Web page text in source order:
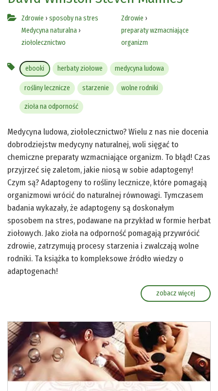
Zdrowie › sposoby na stres
Medycyna naturalna ›
ziołolecznictwo
Zdrowie ›
preparaty wzmacniające
organizm
ebooki herbaty ziołowe medycyna ludowa
rośliny lecznicze starzenie wolne rodniki
zioła na odporność
Medycyna ludowa, ziołolecznictwo? Wielu z nas nie docenia
dobrodziejstw medycyny naturalnej, woli sięgać to
chemiczne preparaty wzmacniające organizm. To błąd! Czas
przyjrzeć się zaletom, jakie niosą w sobie adaptogeny!
Czym są? Adaptogeny to rośliny lecznicze, które pomagają
organizmowi wrócić do naturalnej równowagi. Tymczasem
badania wykazały, że adaptogeny są doskonałym
sposobem na stres, podawane na przykład w formie herbat
ziołowych. Jako zioła na odporność pomagają przywrócić
zdrowie, zatrzymują procesy starzenia i zwalczają wolne
rodniki. Ta książka to kompleksowe źródło wiedzy o
adaptogenach!
zobacz więcej